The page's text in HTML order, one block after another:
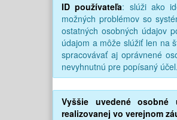
ID používateľa: slúži ako
možných problémov so
ostatných osobných údajov
údajom a môže slúžiť len na
spracovávať aj oprávnené
nevyhnutnú pre popísaný účel
Vyššie uvedené
realizovanej vo verejnom